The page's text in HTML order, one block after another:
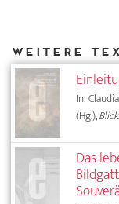
In:
(Hg.),
Das